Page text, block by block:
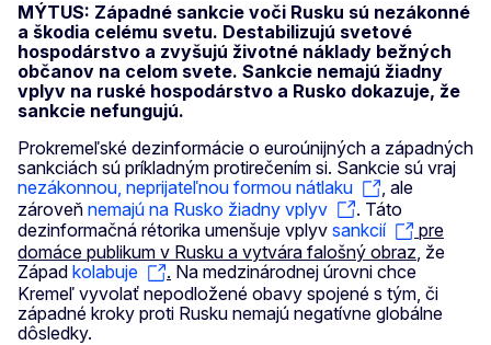
MÝTUS: Západné sankcie voči Rusku sú nezákonné
a škodia celému svetu. Destabilizujú svetové
hospodárstvo a zvyšujú životné náklady bežných
občanov na celom svete. Sankcie nemajú žiadny
vplyv na ruské hospodárstvo a Rusko dokazuje, že
sankcie nefungujú.
Prokremeľské dezinformácie o euroúnijných a západných
sankciách sú príkladným protirečením si. Sankcie sú vraj
nezákonnou, neprijateľnou formou nátlaku
, ale
zároveň nemajú na Rusko žiadny vplyv
. Táto
dezinformačná rétorika umenšuje vplyv sankcií
pre
domáce publikum v Rusku a vytvára falošný obraz, že
Západ kolabuje . Na medzinárodnej úrovni chce
Kremeľ vyvolať nepodložené obavy spojené s tým, či
západné kroky proti Rusku nemajú negatívne globálne
dôsledky.